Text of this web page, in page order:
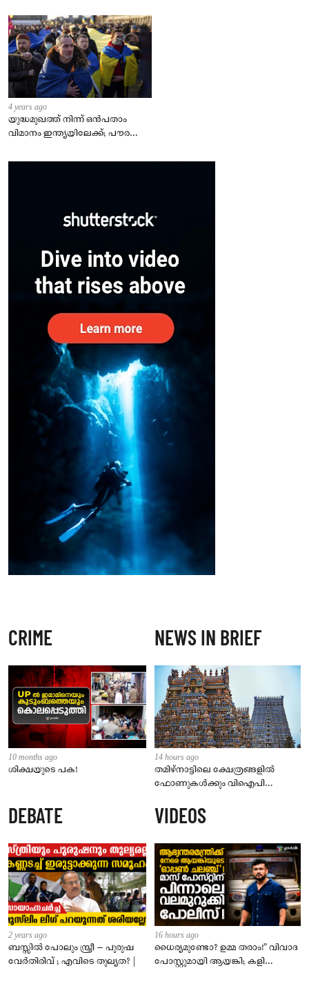
4 years ago
യുദ്ധമുഖത്ത് നിന്ന് ഒൻപതാം
വിമാനം ഇന്ത്യയിലേക്ക്; പൗരന്മാർ
– കേന്ദ്രം
CRIME
10 months ago
ശിക്ഷയുടെ പക!
NEWS IN BRIEF
14 hours ago
തമിഴ്‌നാട്ടിലെ ക്ഷേത്രങ്ങളിൽ
ഫോണുകൾക്കും വിഐപി
സെപ്റ്റംബർ 1 മുതൽ നിലവിൽ
വരും
DEBATE
2 years ago
ബസ്സിൽ പോലും സ്ത്രീ – പുരുഷ
വേർതിരിവ് ; എവിടെ തുല്യത? |
VIDEOS
16 hours ago
ധൈര്യമുണ്ടോ? ഉമ്മ തരാം!” വിവാദ
പോസ്റ്റുമായി ആയങ്കി; കളി